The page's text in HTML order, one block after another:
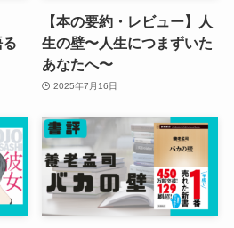
【本の要約・レビュー】人
生の壁〜人生につまずいた
あなたへ〜
2025年7月16日